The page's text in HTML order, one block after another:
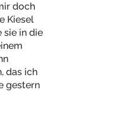
doch
Kiesel
sie in die
das ich
gestern